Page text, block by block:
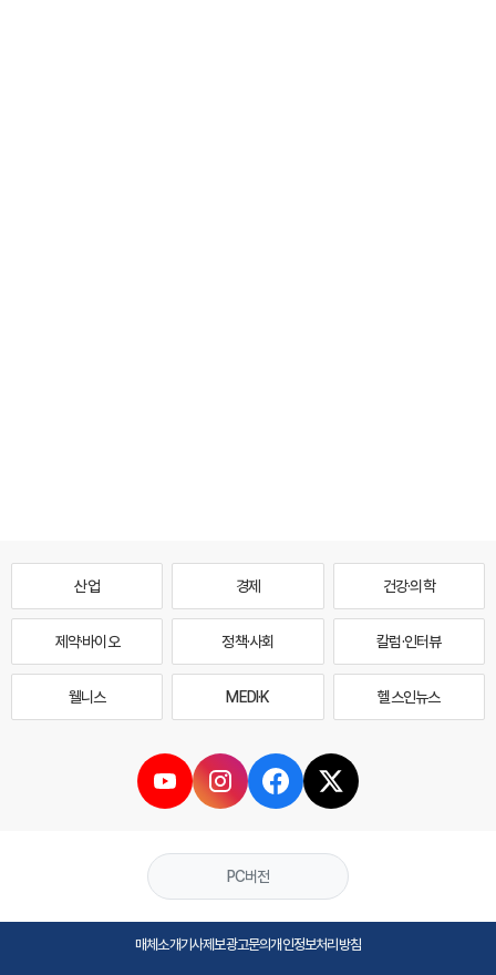
산업 경제 건강·의학
제약·바이오 정책·사회 칼럼·인터뷰
웰니스 MEDI·K 헬스인뉴스
PC버전
매체소개기사제보광고문의개인정보처리방침